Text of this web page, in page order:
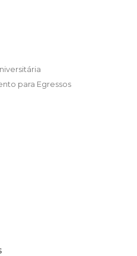
para Egressos